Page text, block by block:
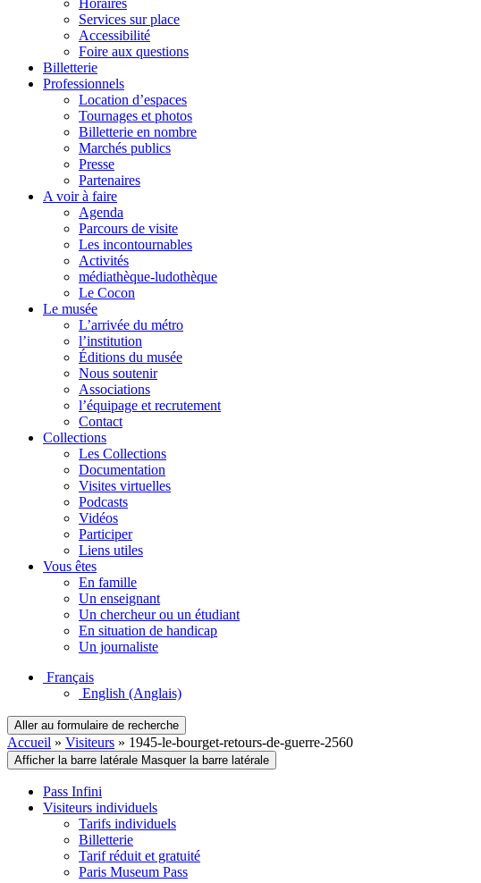
Services sur place
Accessibilité
Foire aux questions
Billetterie
Professionnels
Location d’espaces
Tournages et photos
Billetterie en nombre
Marchés publics
Presse
Partenaires
A voir à faire
Agenda
Parcours de visite
Les incontournables
Activités
médiathèque-ludothèque
Le Cocon
Le musée
L’arrivée du métro
l’institution
Éditions du musée
Nous soutenir
Associations
l’équipage et recrutement
Contact
Collections
Les Collections
Documentation
Visites virtuelles
Podcasts
Vidéos
Participer
Liens utiles
Vous êtes
En famille
Un enseignant
Un chercheur ou un étudiant
En situation de handicap
Un journaliste
Français
English (Anglais)
Aller au formulaire de recherche
Accueil » Visiteurs » 1945-le-bourget-retours-de-guerre-2560
Afficher la barre latérale Masquer la barre latérale
Pass Infini
Visiteurs individuels
Tarifs individuels
Billetterie
Tarif réduit et gratuité
Paris Museum Pass